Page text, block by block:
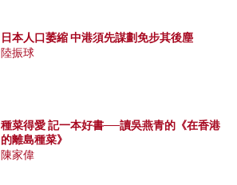
日本人口萎縮 中港須先謀劃免步其後塵
陸振球
種菜得愛 記一本好書──讀吳燕青的《在香港
的離島種菜》
陳家偉